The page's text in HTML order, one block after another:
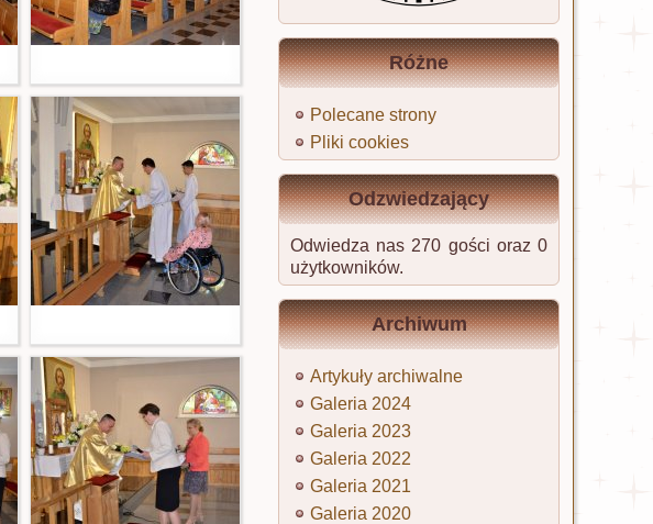
Różne
Polecane strony
Pliki cookies
Odzwiedzający
Odwiedza nas 270 gości oraz 0
użytkowników.
Archiwum
Artykuły archiwalne
Galeria 2024
Galeria 2023
Galeria 2022
Galeria 2021
Galeria 2020